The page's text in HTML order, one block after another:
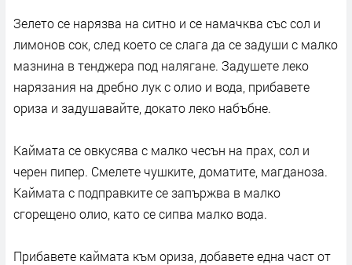
Зелето се нарязва на ситно и се намачква със сол и
лимонов сок, след което се слага да се задуши с малко
мазнина в тенджера под налягане. Задушете леко
нарязания на дребно лук с олио и вода, прибавете
ориза и задушавайте, докато леко набъбне.
Каймата се овкусява с малко чесън на прах, сол и
черен пипер. Смелете чушките, доматите, магданоза.
Каймата с подправките се запържва в малко
сгорещено олио, като се сипва малко вода.
Прибавете каймата към ориза, добавете една част от